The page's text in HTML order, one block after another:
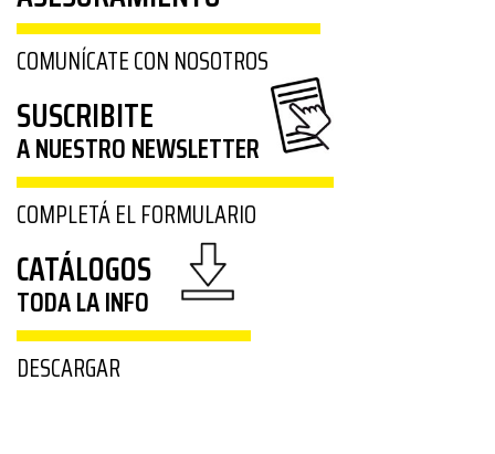
COMUNÍCATE CON NOSOTROS
SUSCRIBITE
A NUESTRO NEWSLETTER
COMPLETÁ EL FORMULARIO
CATÁLOGOS
TODA LA INFO
DESCARGAR